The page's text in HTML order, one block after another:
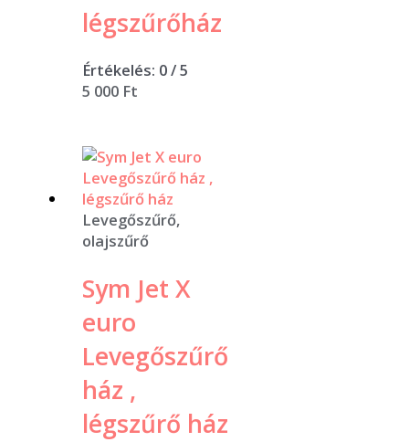
légszűrőház
Értékelés: 0/ 5
5 000 Ft
Levegőszűrő,
olajszűrő
Sym Jet X
euro
Levegőszűrő
ház ,
légszűrő ház